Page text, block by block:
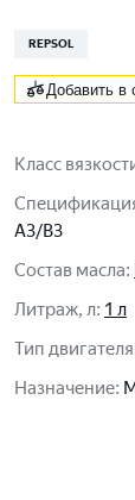
REPSOL
Добавить в
Класс
A3/B3
Состав масла:
Литраж, л: 1 л
Тип двигателя
Назначение: